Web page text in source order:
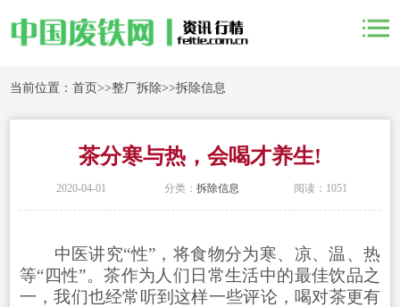
当前位置：首页>>整厂拆除>>拆除信息
茶分寒与热，会喝才养生!
2020-04-01 分类： 拆除信息 阅读：1051
中医讲究“性”，将食物分为寒、凉、温、热
等“四性”。茶作为人们日常生活中的最佳饮品之
一，我们也经常听到这样一些评论，喝对茶更有